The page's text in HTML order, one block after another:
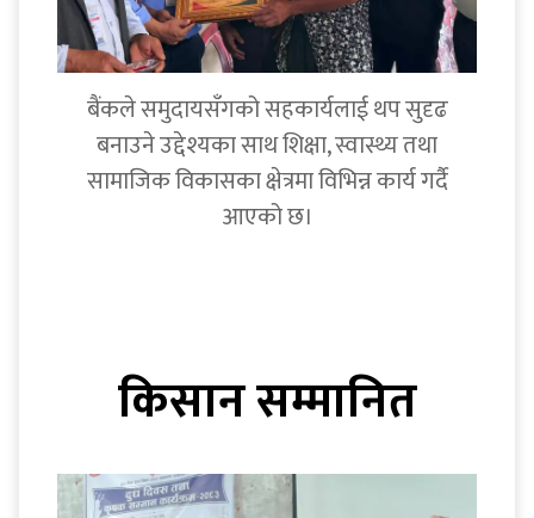
बैंकले समुदायसँगको सहकार्यलाई थप सुदृढ
बनाउने उद्देश्यका साथ शिक्षा, स्वास्थ्य तथा
सामाजिक विकासका क्षेत्रमा विभिन्न कार्य गर्दै
आएको छ।
किसान सम्मानित